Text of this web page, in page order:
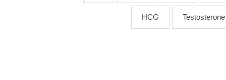
Testosterone
HCG